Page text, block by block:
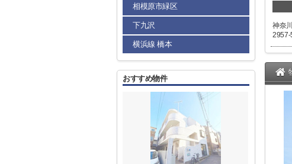
神奈
2957-
相模原市緑区
下九沢
横浜線 橋本
おすすめ物件